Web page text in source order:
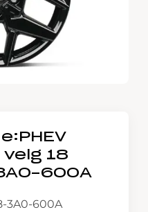
18
600A
3A0-600A